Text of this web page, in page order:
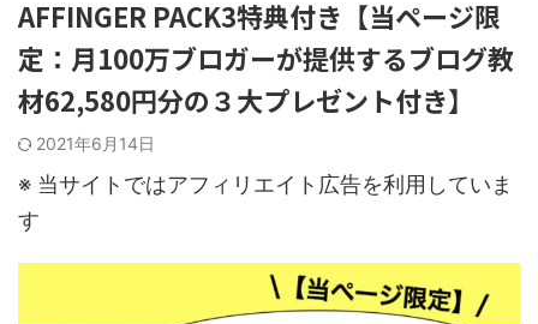
AFFINGER PACK3特典付き【当ページ限
定：月100万ブロガーが提供するブログ教
材62,580円分の３大プレゼント付き】
2021年6月14日
※ 当サイトではアフィリエイト広告を利用していま
す